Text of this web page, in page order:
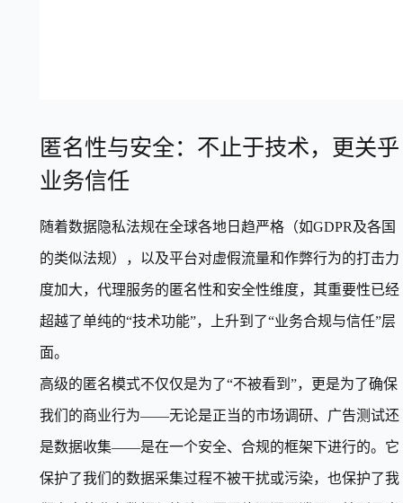
匿名性与安全：不止于技术，更关乎
业务信任
随着数据隐私法规在全球各地日趋严格（如GDPR及各国
的类似法规），以及平台对虚假流量和作弊行为的打击力
度加大，代理服务的匿名性和安全性维度，其重要性已经
超越了单纯的“技术功能”，上升到了“业务合规与信任”层
面。
高级的匿名模式不仅仅是为了“不被看到”，更是为了确保
我们的商业行为——无论是正当的市场调研、广告测试还
是数据收集——是在一个安全、合规的框架下进行的。它
保护了我们的数据采集过程不被干扰或污染，也保护了我